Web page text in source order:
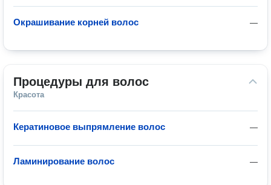
—
Окрашивание корней волос
Процедуры для волос
Красота
—
Кератиновое выпрямление волос
—
Ламинирование волос